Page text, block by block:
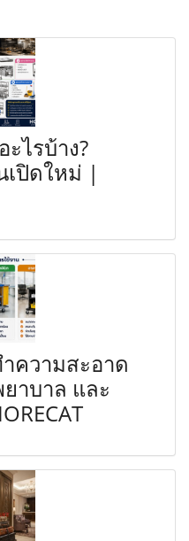
ไรบ้าง?
เปิดใหม่ |
ความสะอาด
าบาล และ